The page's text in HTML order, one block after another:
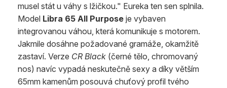
musel stát u váhy s lžičkou." Eureka ten sen splnila.
Model Libra 65 All Purpose je vybaven
integrovanou váhou, která komunikuje s motorem.
Jakmile dosáhne požadované gramáže, okamžitě
zastaví. Verze CR Black (černé tělo, chromovaný
nos) navíc vypadá neskutečně sexy a díky větším
65mm kamenům posouvá chuťový profil tvého